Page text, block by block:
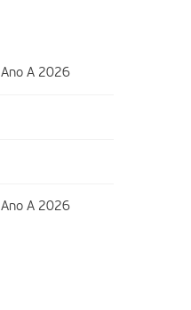
A 2026
A 2026